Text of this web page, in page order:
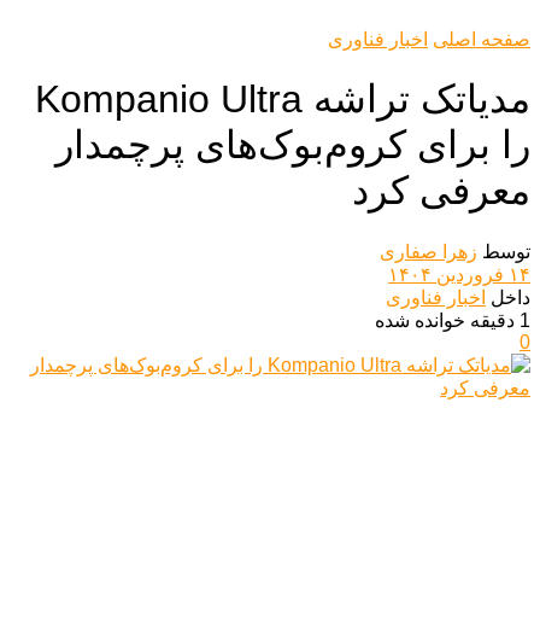
صفحه اصلی اخبار فناوری
مدیاتک تراشه Kompanio Ultra
را برای کروم‌بوک‌های پرچمدار
معرفی کرد
توسط زهرا صفاری
۱۴ فروردین ۱۴۰۴
داخل اخبار فناوری
1 دقیقه خوانده شده
0